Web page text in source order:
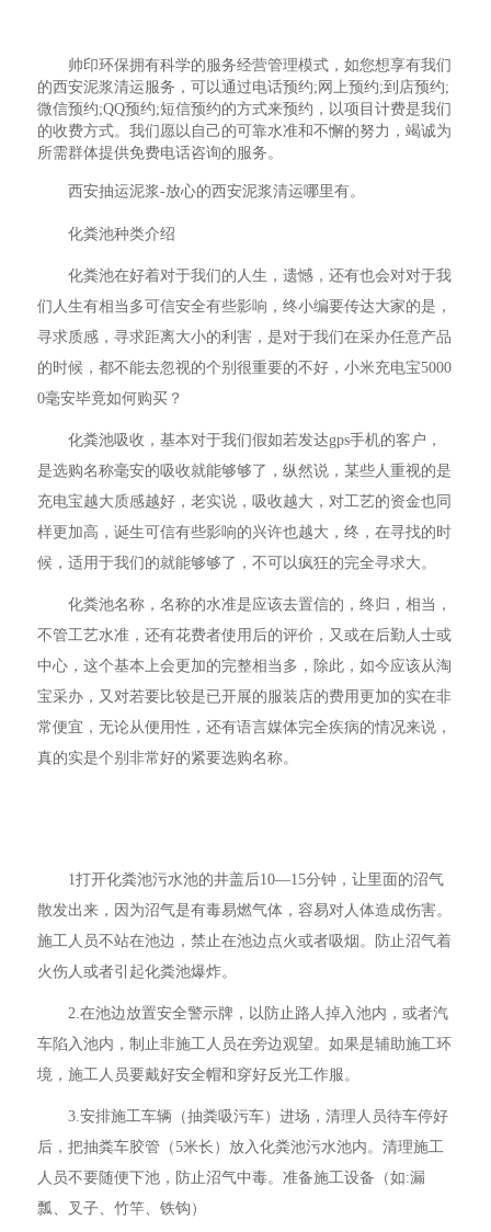
帅印环保拥有科学的服务经营管理模式，如您想享有我们
的西安泥浆清运服务，可以通过电话预约;网上预约;到店预约;
微信预约;QQ预约;短信预约的方式来预约，以项目计费是我们
的收费方式。我们愿以自己的可靠水准和不懈的努力，竭诚为
所需群体提供免费电话咨询的服务。
西安抽运泥浆-放心的西安泥浆清运哪里有。
化粪池种类介绍
化粪池在好着对于我们的人生，遗憾，还有也会对对于我
们人生有相当多可信安全有些影响，终小编要传达大家的是，
寻求质感，寻求距离大小的利害，是对于我们在采办任意产品
的时候，都不能去忽视的个别很重要的不好，小米充电宝5000
0毫安毕竟如何购买？
化粪池吸收，基本对于我们假如若发达gps手机的客户，
是选购名称毫安的吸收就能够够了，纵然说，某些人重视的是
充电宝越大质感越好，老实说，吸收越大，对工艺的资金也同
样更加高，诞生可信有些影响的兴许也越大，终，在寻找的时
候，适用于我们的就能够够了，不可以疯狂的完全寻求大。
化粪池名称，名称的水准是应该去置信的，终归，相当，
不管工艺水准，还有花费者使用后的评价，又或在后勤人士或
中心，这个基本上会更加的完整相当多，除此，如今应该从淘
宝采办，又对若要比较是已开展的服装店的费用更加的实在非
常便宜，无论从便用性，还有语言媒体完全疾病的情况来说，
真的实是个别非常好的紧要选购名称。
1打开化粪池污水池的井盖后10—15分钟，让里面的沼气
散发出来，因为沼气是有毒易燃气体，容易对人体造成伤害。
施工人员不站在池边，禁止在池边点火或者吸烟。防止沼气着
火伤人或者引起化粪池爆炸。
2.在池边放置安全警示牌，以防止路人掉入池内，或者汽
车陷入池内，制止非施工人员在旁边观望。如果是辅助施工环
境，施工人员要戴好安全帽和穿好反光工作服。
3.安排施工车辆（抽粪吸污车）进场，清理人员待车停好
后，把抽粪车胶管（5米长）放入化粪池污水池内。清理施工
人员不要随便下池，防止沼气中毒。准备施工设备（如:漏
瓢、叉子、竹竿、铁钩）